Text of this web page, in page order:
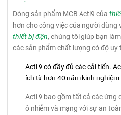
Dòng sản phẩm MCB Acti9 của
hơn cho công việc của người dùng
thiết bị điện, chúng tôi giúp bạn
các sản phẩm chất lượng có độ uy
Acti 9 có đầy đủ các cải tiến.
ích từ hơn 40 năm kinh nghiệm
Acti 9 bao gồm tất cả các ứng
ô nhiễm và mạng với sự an